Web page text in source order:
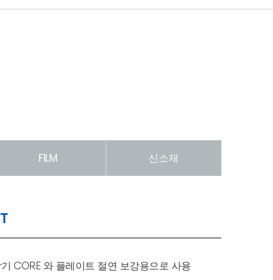
FILM 신소재
CORE 와 플레이트 절연 보강용으로 사용